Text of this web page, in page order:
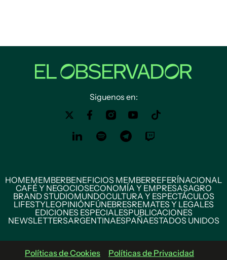
Siguenos en:
HOMEMEMBERBENEFICIOS MEMBERREFERÍNACIONAL
CAFÉ Y NEGOCIOSECONOMÍA Y EMPRESASAGRO
BRAND STUDIOMUNDOCULTURA Y ESPECTÁCULOS
LIFESTYLEOPINIÓNFÚNEBRESREMATES Y LEGALES
EDICIONES ESPECIALESPUBLICACIONES
NEWSLETTERSARGENTINAESPAÑAESTADOS UNIDOS
Políticas de Cookies Políticas de Privacidad